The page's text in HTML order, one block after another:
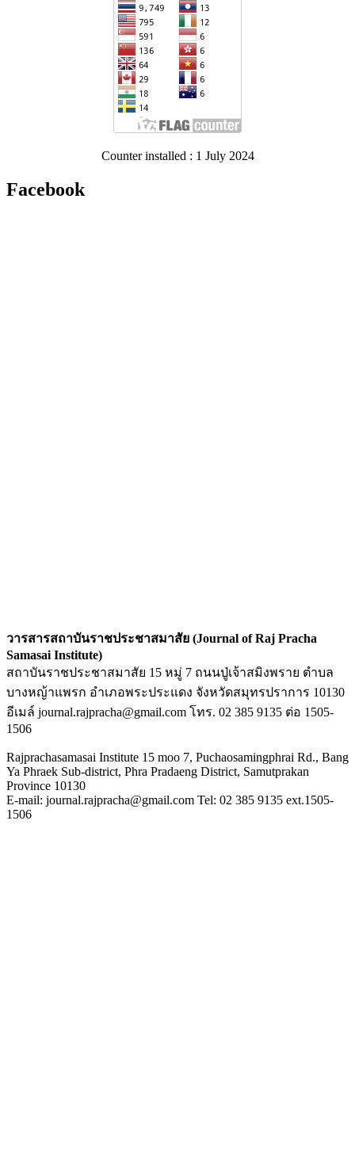
Counter installed : 1 July 2024
Facebook
วารสารสถาบันราชประชาสมาสัย (Journal of Raj Pracha
Samasai Institute)
สถาบันราชประชาสมาสัย 15 หมู่ 7 ถนนปู่เจ้าสมิงพราย ตำบล
บางหญ้าแพรก อำเภอพระประแดง จังหวัดสมุทรปราการ 10130
อีเมล์ journal.rajpracha@gmail.com โทร. 02 385 9135 ต่อ 1505-
1506
Rajprachasamasai Institute 15 moo 7, Puchaosamingphrai Rd., Bang
Ya Phraek Sub-district, Phra Pradaeng District, Samutprakan
Province 10130
E-mail: journal.rajpracha@gmail.com Tel: 02 385 9135 ext.1505-
1506